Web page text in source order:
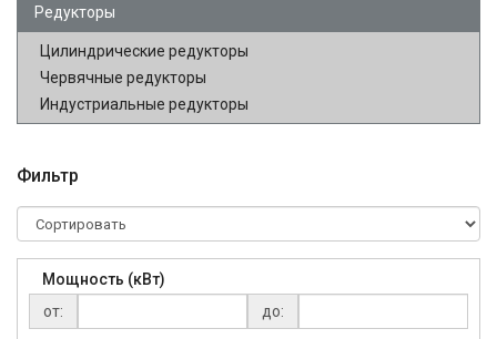
Редукторы
Цилиндрические редукторы
Червячные редукторы
Индустриальные редукторы
Фильтр
Мощность (кВт)
от:
до: